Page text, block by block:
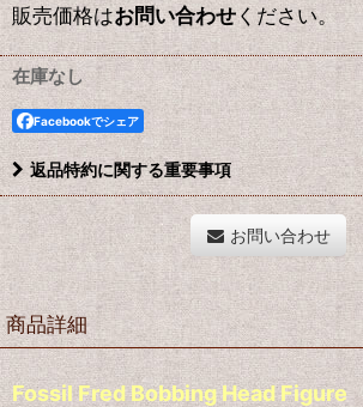
販売価格はお問い合わせください。
在庫なし
Facebookでシェア
返品特約に関する重要事項
お問い合わせ
商品詳細
Fossil Fred Bobbing Head